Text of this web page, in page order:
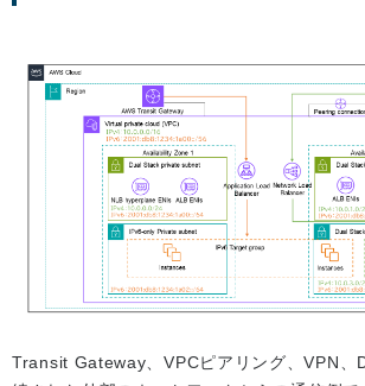
Transit Gateway、VPCピアリング、VPN